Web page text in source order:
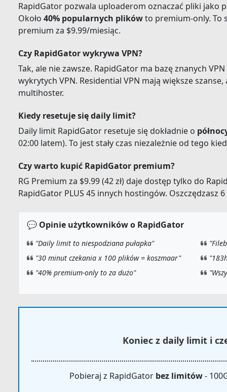
RapidGator pozwala uploaderom oznaczać pliki jako
Około 40% popularnych plikówto premium-only. To
premium za $9.99/miesiąc.
Czy RapidGator wykrywa VPN?
Tak, ale nie zawsze. RapidGator ma bazę znanych
wykrytych VPN. Residential VPN mają większe
multihoster.
Kiedy resetuje się daily limit?
Daily limit RapidGator resetuje się dokładnie o
02:00 latem). To jest stały czas niezależnie od tego
Czy warto kupić RapidGator premium?
RG Premium za $9.99 (42 zł) daje dostęp tylko do
RapidGator PLUS 45 innych hostingów. Oszczędzasz
💬 Opinie użytkowników o RapidGator
"Daily limit to niespodziana pułapka"
"30 minut czekania x 100 plików = koszmaar"
"40% premium-only to za dużo"
Koniec z daily limit i
Pobieraj z RapidGator bez limitów-